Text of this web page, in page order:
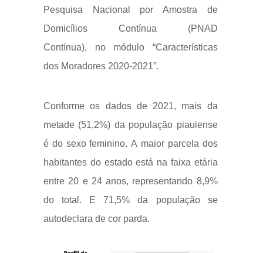
Pesquisa Nacional por Amostra de
Domicílios Contínua (PNAD
Contínua), nomódulo “Características
dos Moradores 2020-2021”.
Conforme os dados de 2021, mais da
metade (51,2%) da população piauiense
é do sexo feminino.A maior parcela dos
habitantes do estadoestá na faixa etária
entre 20 e 24 anos, representando 8,9%
do total.
E 71,5% da população se
autodeclara de cor parda.